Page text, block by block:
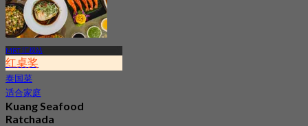
MRT 汇权站
红桌奖
泰国菜
适合家庭
Kuang Seafood
Ratchada